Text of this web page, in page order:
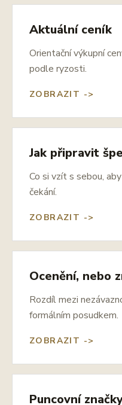
Aktuální ceník
Orientační výkupní
podle ryzosti.
ZOBRAZIT ->
Jak připravit
Co si vzít s sebou,
čekání.
ZOBRAZIT ->
Ocenění, nebo
Rozdíl mezi
formálním posudkem.
ZOBRAZIT ->
Puncovní